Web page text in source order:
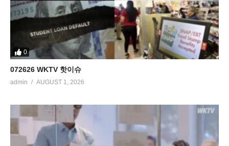
0
072626 WKTV 핫이슈
admin AUGUST 1, 2026